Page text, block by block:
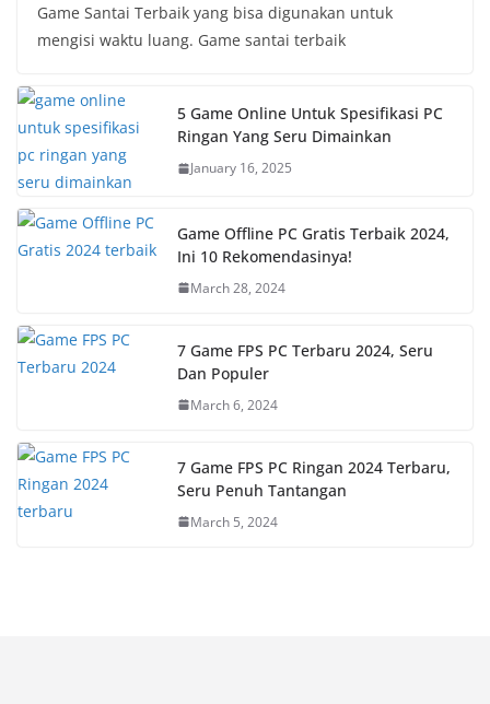
Game Santai Terbaik yang bisa digunakan untuk
mengisi waktu luang. Game santai terbaik
5 Game Online Untuk Spesifikasi PC
Ringan Yang Seru Dimainkan
January 16, 2025
Game Offline PC Gratis Terbaik 2024,
Ini 10 Rekomendasinya!
March 28, 2024
7 Game FPS PC Terbaru 2024, Seru
Dan Populer
March 6, 2024
7 Game FPS PC Ringan 2024 Terbaru,
Seru Penuh Tantangan
March 5, 2024